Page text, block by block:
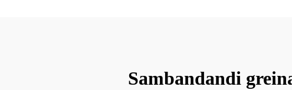
Sambandandi